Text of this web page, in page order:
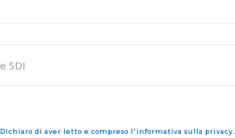
Dichiaro di aver letto e compreso l'informativa sulla privacy.